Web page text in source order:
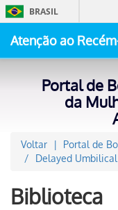
BRASIL
Atenção ao
Portal de
da
Voltar Portal de
Delayed
Biblioteca